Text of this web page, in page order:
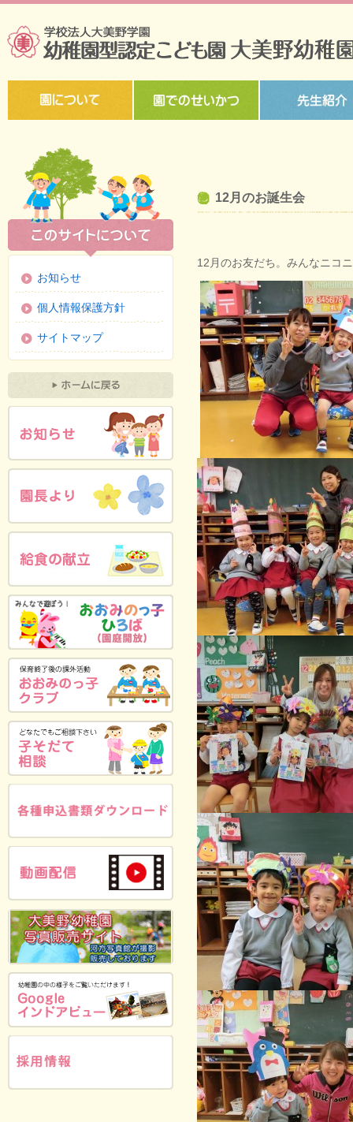
12月のお誕生会
12月のお友だち。みんなニコ
お知らせ
個人情報保護方針
サイトマップ